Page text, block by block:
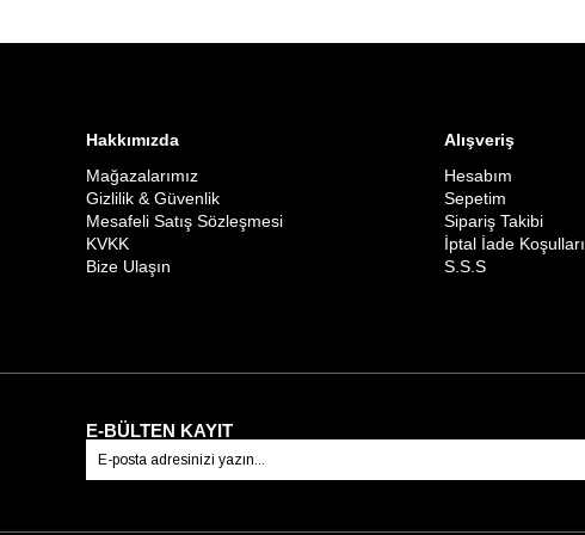
Hakkımızda
Mağazalarımız
Gizlilik & Güvenlik
Mesafeli Satış Sözleşmesi
KVKK
Bize Ulaşın
Alışveriş
Hesabım
Sepetim
Sipariş Takibi
İptal İade Koşulları
S.S.S
E-BÜLTEN KAYIT